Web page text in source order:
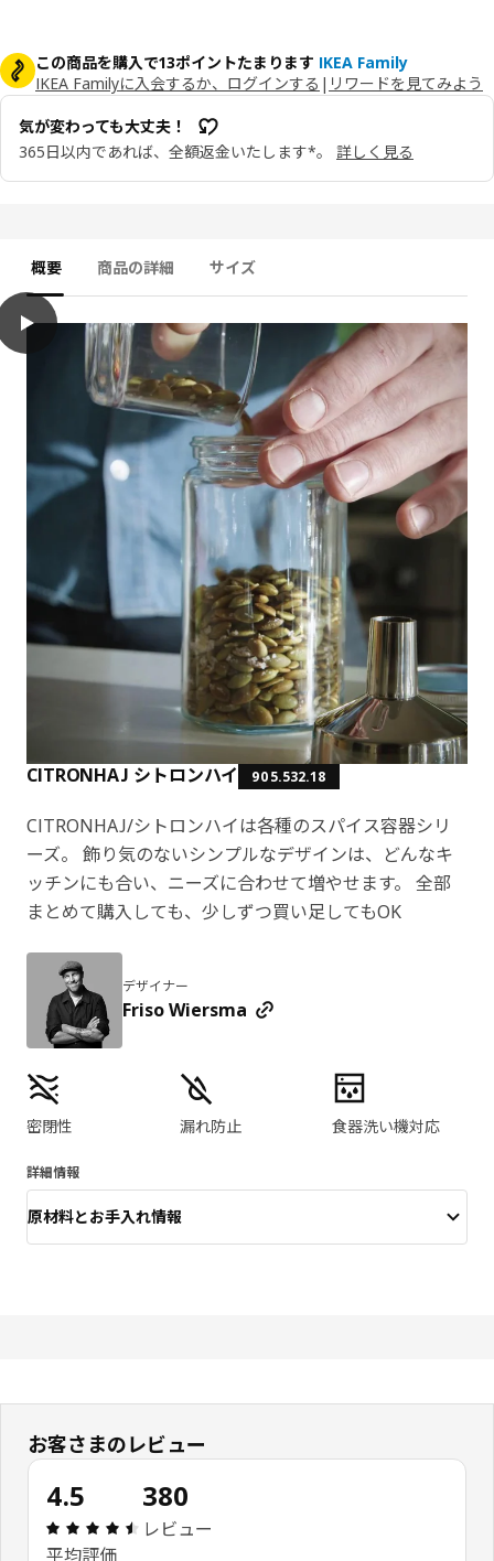
この商品を購入で13ポイントたまります IKEA Family
IKEA Familyに入会するか、ログインする | リワードを見てみよう
気が変わっても大丈夫！
365日以内であれば、全額返金いたします*。
詳しく見る
概要 商品の詳細 サイズ
CITRONHAJ シトロンハイ 905.532.18
CITRONHAJ/シトロンハイは各種のスパイス容器シリ
ーズ。 飾り気のないシンプルなデザインは、どんなキ
ッチンにも合い、ニーズに合わせて増やせます。 全部
まとめて購入しても、少しずつ買い足してもOK
デザイナー
Friso Wiersma
製品の特徴
密閉性 漏れ防止 食器洗い機対応
詳細情報
原材料とお手入れ情報
play
CITRONHAJ シトロンハイ スパイス瓶, クリアガラス/ステンレス
お客さまのレビュー
4.5
レビュー: 4.5 5 星の数 総レビュー: 380
平均評価
380
レビュー